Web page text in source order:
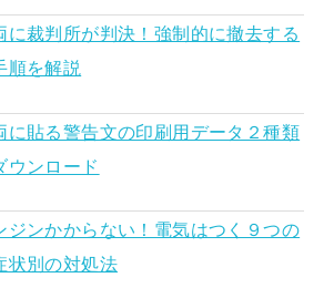
に裁判所が判決！強制的に撤去する
順を解説
に貼る警告文の印刷用データ２種類
ウンロード
ジンかからない！電気はつく９つの
状別の対処法